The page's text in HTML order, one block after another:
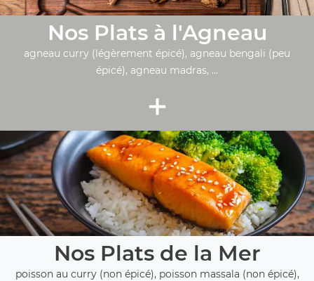
Nos Plats à l'Agneau
agneau curry (légèrement épicé), agneau bengali (peu
épicé), agneau madras, ...
+
Nos Plats de la Mer
poisson au curry (non épicé), poisson massala (non épicé),